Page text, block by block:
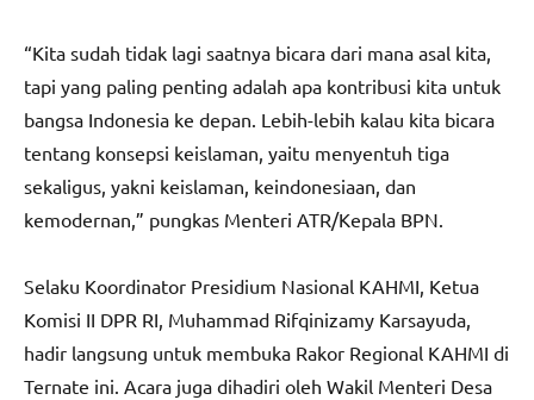
“Kita sudah tidak lagi saatnya bicara dari mana asal kita,
tapi yang paling penting adalah apa kontribusi kita untuk
bangsa Indonesia ke depan. Lebih-lebih kalau kita bicara
tentang konsepsi keislaman, yaitu menyentuh tiga
sekaligus, yakni keislaman, keindonesiaan, dan
kemodernan,” pungkas Menteri ATR/Kepala BPN.
Selaku Koordinator Presidium Nasional KAHMI, Ketua
Komisi II DPR RI, Muhammad Rifqinizamy Karsayuda,
hadir langsung untuk membuka Rakor Regional KAHMI di
Ternate ini. Acara juga dihadiri oleh Wakil Menteri Desa